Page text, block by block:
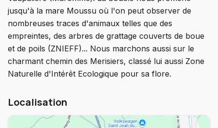
jusqu'à la mare Moussu où l'on peut observer de
nombreuses traces d'animaux telles que des
empreintes, des arbres de grattage couverts de boue
et de poils (ZNIEFF)... Nous marchons aussi sur le
charmant chemin des Merisiers, classé lui aussi Zone
Naturelle d'Intérêt Ecologique pour sa flore.
Localisation